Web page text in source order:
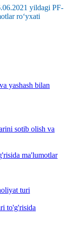
yildagi PF-
ro‘yxati
yashash bilan
sotib olish va
ma'lumotlar
turi
to'g'risida